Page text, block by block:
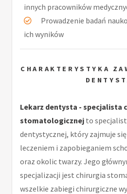
innych pracowników
Prowadzenie badań
ich wyników
CHARAKTERYSTYKA
Lekarz dentysta - specjalista
stomatologicznej to
dentystycznej, który zajmuje
leczeniem i zapobieganiem
oraz okolic twarzy. Jego
specjalizacji jest chirurgia
wszelkie zabiegi chirurgiczne